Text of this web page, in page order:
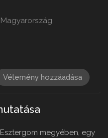
Magyarország
Vélemény hozzáadása
megyében, egy